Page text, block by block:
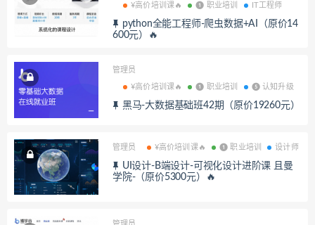
¥高价培训课🔥 ❶ 职业培训 IT工程师
python全能工程师-爬虫数据+AI（原价14
600元）🔥
管理员
¥高价培训课🔥 ❶ 职业培训 ❺ 认知升级
黑马-大数据基础班42期（原价19260元）
管理员 ¥高价培训课🔥 ❶ 职业培训 设计师
UI设计-B端设计-可视化设计进阶课 且曼
学院-（原价5300元）🔥